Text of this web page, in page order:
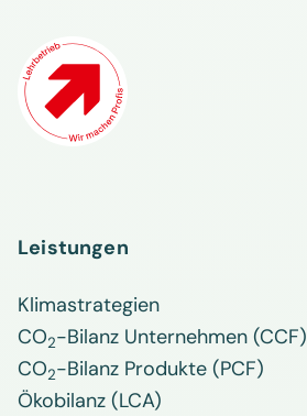
Leistungen
Klimastrategien
CO2-Bilanz Unternehmen (CCF)
CO2-Bilanz Produkte (PCF)
Ökobilanz (LCA)